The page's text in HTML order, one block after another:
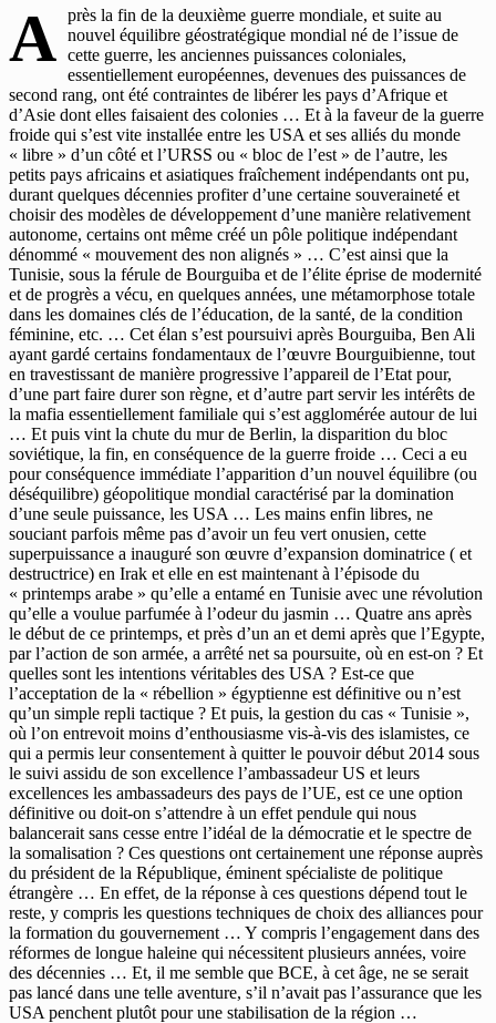
A près la fin de la deuxième guerre mondiale, et suite au
nouvel équilibre géostratégique mondial né de l’issue de
cette guerre, les anciennes puissances coloniales,
essentiellement européennes, devenues des puissances de
second rang, ont été contraintes de libérer les pays d’Afrique et
d’Asie dont elles faisaient des colonies … Et à la faveur de la guerre
froide qui s’est vite installée entre les USA et ses alliés du monde
« libre » d’un côté et l’URSS ou « bloc de l’est » de l’autre, les
petits pays africains et asiatiques fraîchement indépendants ont pu,
durant quelques décennies profiter d’une certaine souveraineté et
choisir des modèles de développement d’une manière relativement
autonome, certains ont même créé un pôle politique indépendant
dénommé « mouvement des non alignés » … C’est ainsi que la
Tunisie, sous la férule de Bourguiba et de l’élite éprise de modernité
et de progrès a vécu, en quelques années, une métamorphose totale
dans les domaines clés de l’éducation, de la santé, de la condition
féminine, etc. … Cet élan s’est poursuivi après Bourguiba, Ben Ali
ayant gardé certains fondamentaux de l’œuvre Bourguibienne, tout
en travestissant de manière progressive l’appareil de l’Etat pour,
d’une part faire durer son règne, et d’autre part servir les intérêts de
la mafia essentiellement familiale qui s’est agglomérée autour de lui
… Et puis vint la chute du mur de Berlin, la disparition du bloc
soviétique, la fin, en conséquence de la guerre froide … Ceci a eu
pour conséquence immédiate l’apparition d’un nouvel équilibre (ou
déséquilibre) géopolitique mondial caractérisé par la domination
d’une seule puissance, les USA … Les mains enfin libres, ne
souciant parfois même pas d’avoir un feu vert onusien, cette
superpuissance a inauguré son œuvre d’expansion dominatrice ( et
destructrice) en Irak et elle en est maintenant à l’épisode du
« printemps arabe » qu’elle a entamé en Tunisie avec une révolution
qu’elle a voulue parfumée à l’odeur du jasmin … Quatre ans après
le début de ce printemps, et près d’un an et demi après que l’Egypte,
par l’action de son armée, a arrêté net sa poursuite, où en est-on ? Et
quelles sont les intentions véritables des USA ? Est-ce que
l’acceptation de la « rébellion » égyptienne est définitive ou n’est
qu’un simple repli tactique ? Et puis, la gestion du cas « Tunisie »,
où l’on entrevoit moins d’enthousiasme vis-à-vis des islamistes, ce
qui a permis leur consentement à quitter le pouvoir début 2014 sous
le suivi assidu de son excellence l’ambassadeur US et leurs
excellences les ambassadeurs des pays de l’UE, est ce une option
définitive ou doit-on s’attendre à un effet pendule qui nous
balancerait sans cesse entre l’idéal de la démocratie et le spectre de
la somalisation ? Ces questions ont certainement une réponse auprès
du président de la République, éminent spécialiste de politique
étrangère … En effet, de la réponse à ces questions dépend tout le
reste, y compris les questions techniques de choix des alliances pour
la formation du gouvernement … Y compris l’engagement dans des
réformes de longue haleine qui nécessitent plusieurs années, voire
des décennies … Et, il me semble que BCE, à cet âge, ne se serait
pas lancé dans une telle aventure, s’il n’avait pas l’assurance que les
USA penchent plutôt pour une stabilisation de la région …